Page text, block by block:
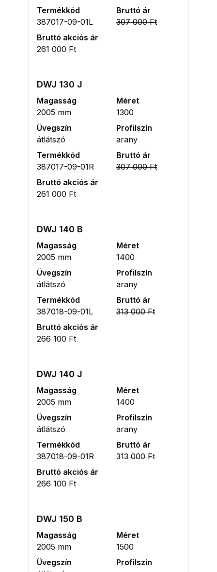
Termékkód
387017-09-01L
Bruttó ár
307 000 Ft
Bruttó akciós ár
261 000 Ft
DWJ 130 J
Magasság
2005 mm
Méret
1300
Üvegszín
átlátszó
Profilszín
arany
Termékkód
387017-09-01R
Bruttó ár
307 000 Ft
Bruttó akciós ár
261 000 Ft
DWJ 140 B
Magasság
2005 mm
Méret
1400
Üvegszín
átlátszó
Profilszín
arany
Termékkód
387018-09-01L
Bruttó ár
313 000 Ft
Bruttó akciós ár
266 100 Ft
DWJ 140 J
Magasság
2005 mm
Méret
1400
Üvegszín
átlátszó
Profilszín
arany
Termékkód
387018-09-01R
Bruttó ár
313 000 Ft
Bruttó akciós ár
266 100 Ft
DWJ 150 B
Magasság
2005 mm
Méret
1500
Üvegszín
Profilszín